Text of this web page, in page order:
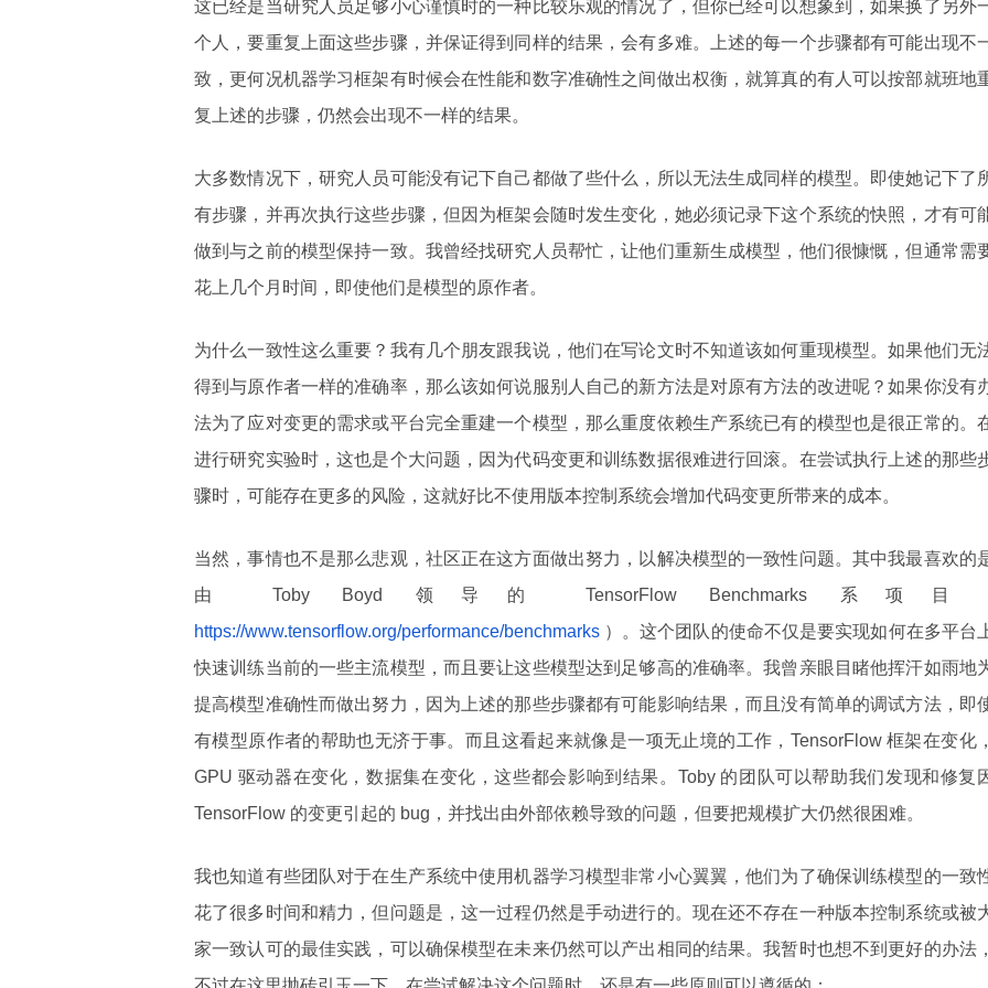
这已经是当研究人员足够小心谨慎时的一种比较乐观的情况了，但你已经可以想象到，如果换了另外
个人，要重复上面这些步骤，并保证得到同样的结果，会有多难。上述的每一个步骤都有可能出现不
致，更何况机器学习框架有时候会在性能和数字准确性之间做出权衡，就算真的有人可以按部就班地
复上述的步骤，仍然会出现不一样的结果。
大多数情况下，研究人员可能没有记下自己都做了些什么，所以无法生成同样的模型。即使她记下了
有步骤，并再次执行这些步骤，但因为框架会随时发生变化，她必须记录下这个系统的快照，才有可
做到与之前的模型保持一致。我曾经找研究人员帮忙，让他们重新生成模型，他们很慷慨，但通常需
花上几个月时间，即使他们是模型的原作者。
为什么一致性这么重要？我有几个朋友跟我说，他们在写论文时不知道该如何重现模型。如果他们无
得到与原作者一样的准确率，那么该如何说服别人自己的新方法是对原有方法的改进呢？如果你没有
法为了应对变更的需求或平台完全重建一个模型，那么重度依赖生产系统已有的模型也是很正常的。
进行研究实验时，这也是个大问题，因为代码变更和训练数据很难进行回滚。在尝试执行上述的那些
骤时，可能存在更多的风险，这就好比不使用版本控制系统会增加代码变更所带来的成本。
当然，事情也不是那么悲观，社区正在这方面做出努力，以解决模型的一致性问题。其中我最喜欢的
由 Toby Boyd 领导的 TensorFlow Benchmarks 系项目
https://www.tensorflow.org/performance/benchmarks ）。这个团队的使命不仅是要实现如何在多平台
快速训练当前的一些主流模型，而且要让这些模型达到足够高的准确率。我曾亲眼目睹他挥汗如雨地
提高模型准确性而做出努力，因为上述的那些步骤都有可能影响结果，而且没有简单的调试方法，即
有模型原作者的帮助也无济于事。而且这看起来就像是一项无止境的工作，TensorFlow 框架在变化，
GPU 驱动器在变化，数据集在变化，这些都会影响到结果。Toby 的团队可以帮助我们发现和修复
TensorFlow 的变更引起的 bug，并找出由外部依赖导致的问题，但要把规模扩大仍然很困难。
我也知道有些团队对于在生产系统中使用机器学习模型非常小心翼翼，他们为了确保训练模型的一致
花了很多时间和精力，但问题是，这一过程仍然是手动进行的。现在还不存在一种版本控制系统或被
家一致认可的最佳实践，可以确保模型在未来仍然可以产出相同的结果。我暂时也想不到更好的办法，